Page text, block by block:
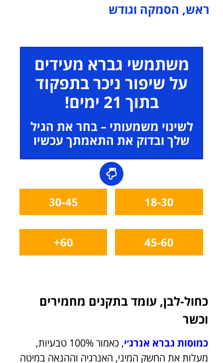
ראש, הסמקה וגודש
משתמשי גברא מעידים
על שיפור ניכר בתפקוד
בתוך 21 ימים!
לשינוי משמעותי – בחר את הגיל
שלך ובדוק את התאמתך עכשיו
18-30
30-45
45-60
60+
כחול-לבן, עומד בתקנים מחמירים
וכשר
כמוסות גברא אנרג׳י
, כאמור 100% טבעיות,
מעלות את החשק המיני, האנרגיה וההנאה במיטה